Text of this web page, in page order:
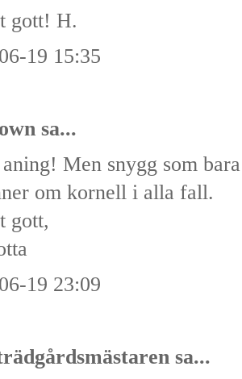
gott! H.
19 15:35
sa...
Men snygg som
om kornell i alla fall.
gott,
19 23:09
sa...